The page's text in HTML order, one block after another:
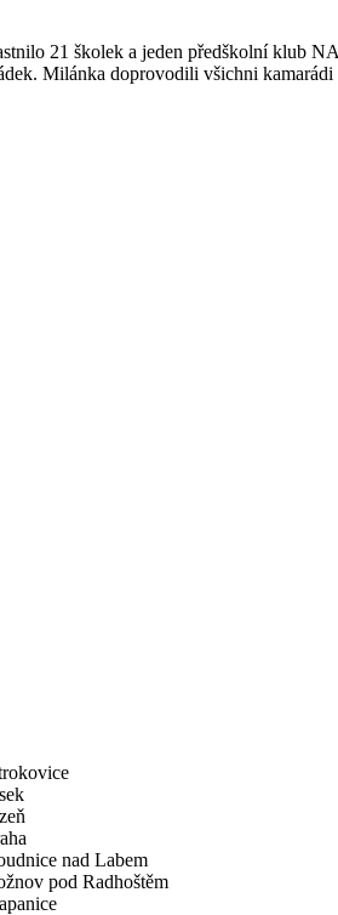
21 školek a jeden předškolní klub
Milánka doprovodili všichni
nad Labem
pod Radhoštěm